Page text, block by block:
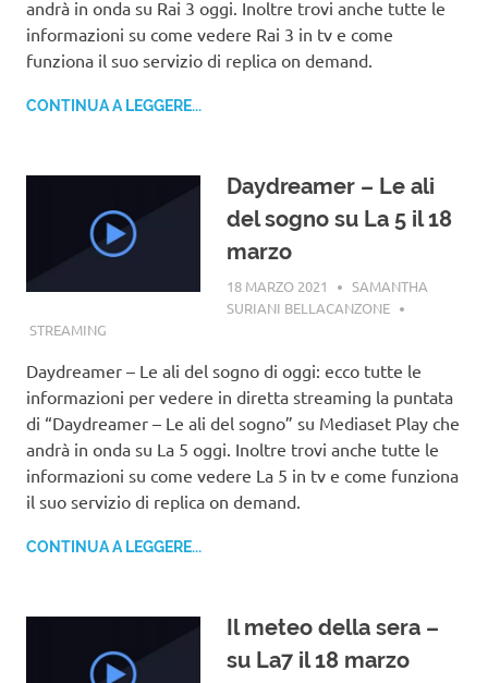
andrà in onda su Rai 3 oggi. Inoltre trovi anche tutte le
informazioni su come vedere Rai 3 in tv e come
funziona il suo servizio di replica on demand.
CONTINUA A LEGGERE...
Daydreamer – Le ali
del sogno su La 5 il 18
marzo
18 MARZO 2021
SAMANTHA
SURIANI BELLACANZONE
STREAMING
Daydreamer – Le ali del sogno di oggi: ecco tutte le
informazioni per vedere in diretta streaming la puntata
di “Daydreamer – Le ali del sogno” su Mediaset Play che
andrà in onda su La 5 oggi. Inoltre trovi anche tutte le
informazioni su come vedere La 5 in tv e come funziona
il suo servizio di replica on demand.
CONTINUA A LEGGERE...
Il meteo della sera –
su La7 il 18 marzo